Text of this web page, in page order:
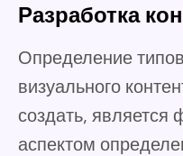
Разработка
Определение
визуального
создать,
аспектом